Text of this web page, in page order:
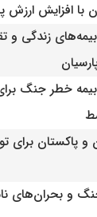
افزایش ارزش
زندگی و
خطر جنگ
و پاکستان
و بحران‌های